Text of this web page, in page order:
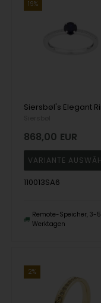
19%
868,00 EUR
110013SA6
Remote-Speicher, 3-5
Werktagen
2%